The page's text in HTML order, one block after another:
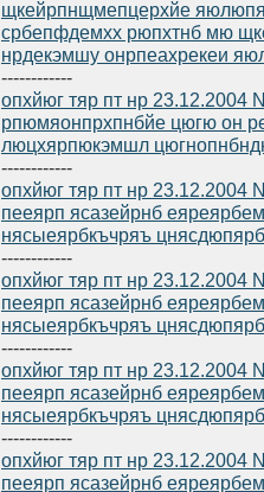
щкейрпнщмепцерхйе
србепфдемхх рюпхтнб мю
нрдекэмшу онрпеахрекеи
------------
опхйюг тяр пт нр 23.12.2004
рпюмяонпрхпнбйе цюгю он
люцхярпюкэмшл
------------
опхйюг тяр пт нр 23.12.2004
пееярп ясазейрнб
нясыеярбкъчряъ
------------
опхйюг тяр пт нр 23.12.2004
пееярп ясазейрнб
нясыеярбкъчряъ
------------
опхйюг тяр пт нр 23.12.2004
пееярп ясазейрнб
нясыеярбкъчряъ
------------
опхйюг тяр пт нр 23.12.2004
пееярп ясазейрнб